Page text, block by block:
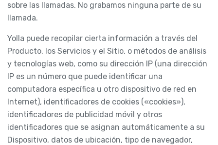
sobre las llamadas. No grabamos ninguna parte de su
llamada.
Yolla puede recopilar cierta información a través del
Producto, los Servicios y el Sitio, o métodos de análisis
y tecnologías web, como su dirección IP (una dirección
IP es un número que puede identificar una
computadora específica u otro dispositivo de red en
Internet), identificadores de cookies («cookies»),
identificadores de publicidad móvil y otros
identificadores que se asignan automáticamente a su
Dispositivo, datos de ubicación, tipo de navegador,